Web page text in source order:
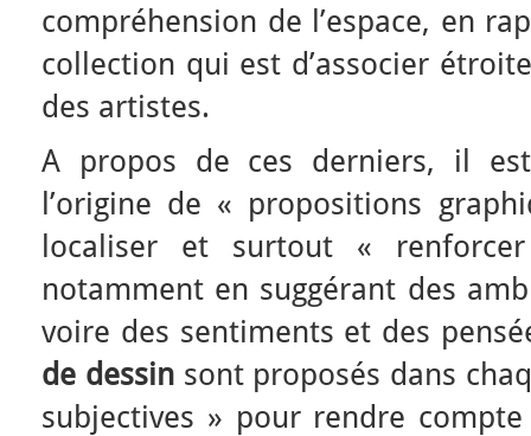
compréhension de l’espace, en
collection qui est d’associer
des artistes.
A propos de ces derniers, il
l’origine de « propositions
localiser et surtout «
notamment en suggérant des
voire des sentiments et des
de dessinsont proposés dans
subjectives » pour rendre